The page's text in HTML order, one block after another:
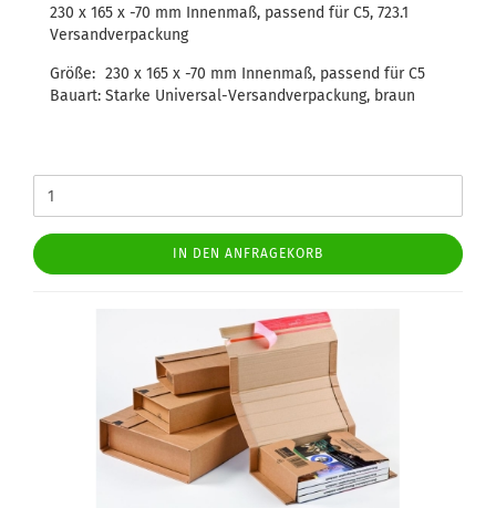
230 x 165 x -70 mm Innenmaß, passend für C5, 723.1
Versandverpackung
Größe: 230 x 165 x -70 mm Innenmaß, passend für C5
Bauart: Starke Universal-Versandverpackung, braun
IN DEN ANFRAGEKORB